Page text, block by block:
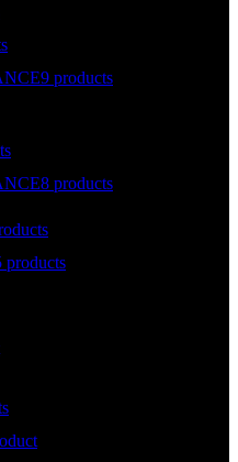
9 products
8 products
products